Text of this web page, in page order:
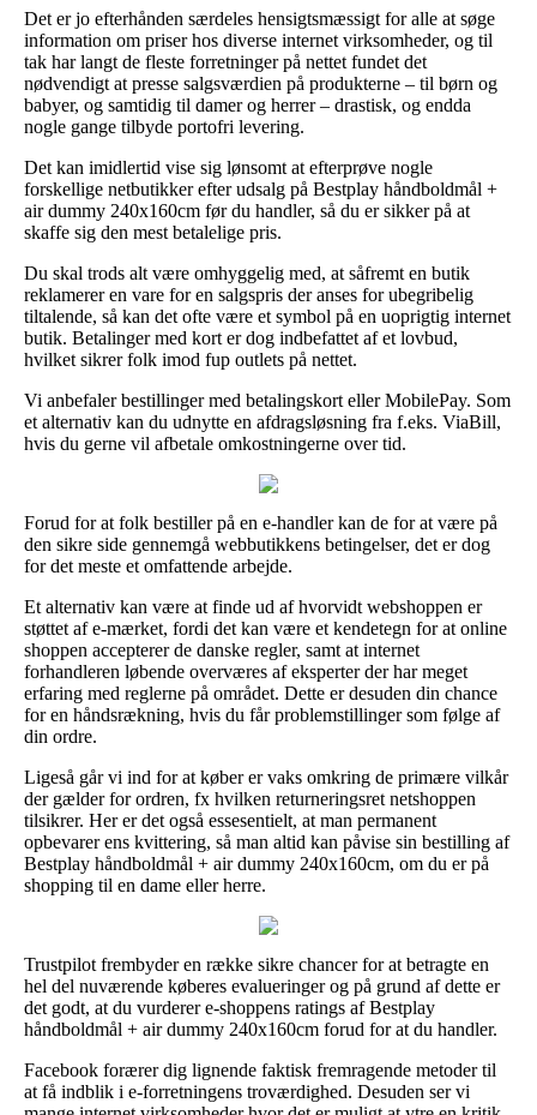
Det er jo efterhånden særdeles hensigtsmæssigt for alle at søge
information om priser hos diverse internet virksomheder, og til
tak har langt de fleste forretninger på nettet fundet det
nødvendigt at presse salgsværdien på produkterne – til børn og
babyer, og samtidig til damer og herrer – drastisk, og endda
nogle gange tilbyde portofri levering.
Det kan imidlertid vise sig lønsomt at efterprøve nogle
forskellige netbutikker efter udsalg på Bestplay håndboldmål +
air dummy 240x160cm før du handler, så du er sikker på at
skaffe sig den mest betalelige pris.
Du skal trods alt være omhyggelig med, at såfremt en butik
reklamerer en vare for en salgspris der anses for ubegribelig
tiltalende, så kan det ofte være et symbol på en uoprigtig internet
butik. Betalinger med kort er dog indbefattet af et lovbud,
hvilket sikrer folk imod fup outlets på nettet.
Vi anbefaler bestillinger med betalingskort eller MobilePay. Som
et alternativ kan du udnytte en afdragsløsning fra f.eks. ViaBill,
hvis du gerne vil afbetale omkostningerne over tid.
Forud for at folk bestiller på en e-handler kan de for at være på
den sikre side gennemgå webbutikkens betingelser, det er dog
for det meste et omfattende arbejde.
Et alternativ kan være at finde ud af hvorvidt webshoppen er
støttet af e-mærket, fordi det kan være et kendetegn for at online
shoppen accepterer de danske regler, samt at internet
forhandleren løbende overværes af eksperter der har meget
erfaring med reglerne på området. Dette er desuden din chance
for en håndsrækning, hvis du får problemstillinger som følge af
din ordre.
Ligeså går vi ind for at køber er vaks omkring de primære vilkår
der gælder for ordren, fx hvilken returneringsret netshoppen
tilsikrer. Her er det også essesentielt, at man permanent
opbevarer ens kvittering, så man altid kan påvise sin bestilling af
Bestplay håndboldmål + air dummy 240x160cm, om du er på
shopping til en dame eller herre.
Trustpilot frembyder en række sikre chancer for at betragte en
hel del nuværende køberes evalueringer og på grund af dette er
det godt, at du vurderer e-shoppens ratings af Bestplay
håndboldmål + air dummy 240x160cm forud for at du handler.
Facebook forærer dig lignende faktisk fremragende metoder til
at få indblik i e-forretningens troværdighed. Desuden ser vi